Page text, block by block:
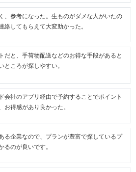
、参考になった。生ものがダメな人がいたの
絡してもらえて大変助かった。
だと、手荷物配送などのお得な手段があると
ところが探しやすい。
会社のアプリ経由で予約することでポイント
お得感があり良かった。
る企業なので、プランが豊富で探しているプ
るのが良いです。